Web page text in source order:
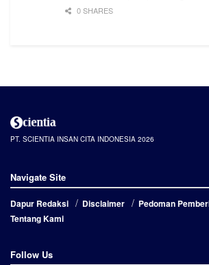
0 SHARES
PT. SCIENTIA INSAN CITA INDONESIA 2026
Navigate Site
Dapur Redaksi Disclaimer
Pedoman
Tentang Kami
Follow Us